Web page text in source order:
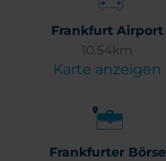
Frankfurt Airport
10.54km
Karte anzeigen
Frankfurter Börse